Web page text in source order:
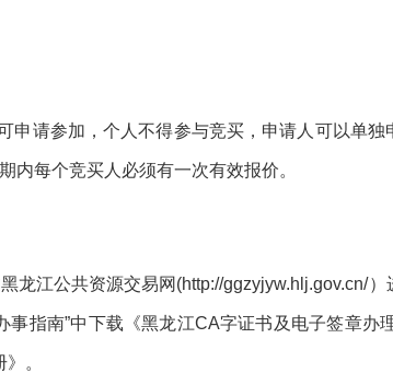
申请参加，个人不得参与竞买 ， 申请人可以单独
内每个竞买人必须有一次有效报价。
龙江公共资源交易网 (http://ggzyjyw.hlj.gov.cn/）
事指南”中下载《黑龙江CA字证书及电子签章办
。